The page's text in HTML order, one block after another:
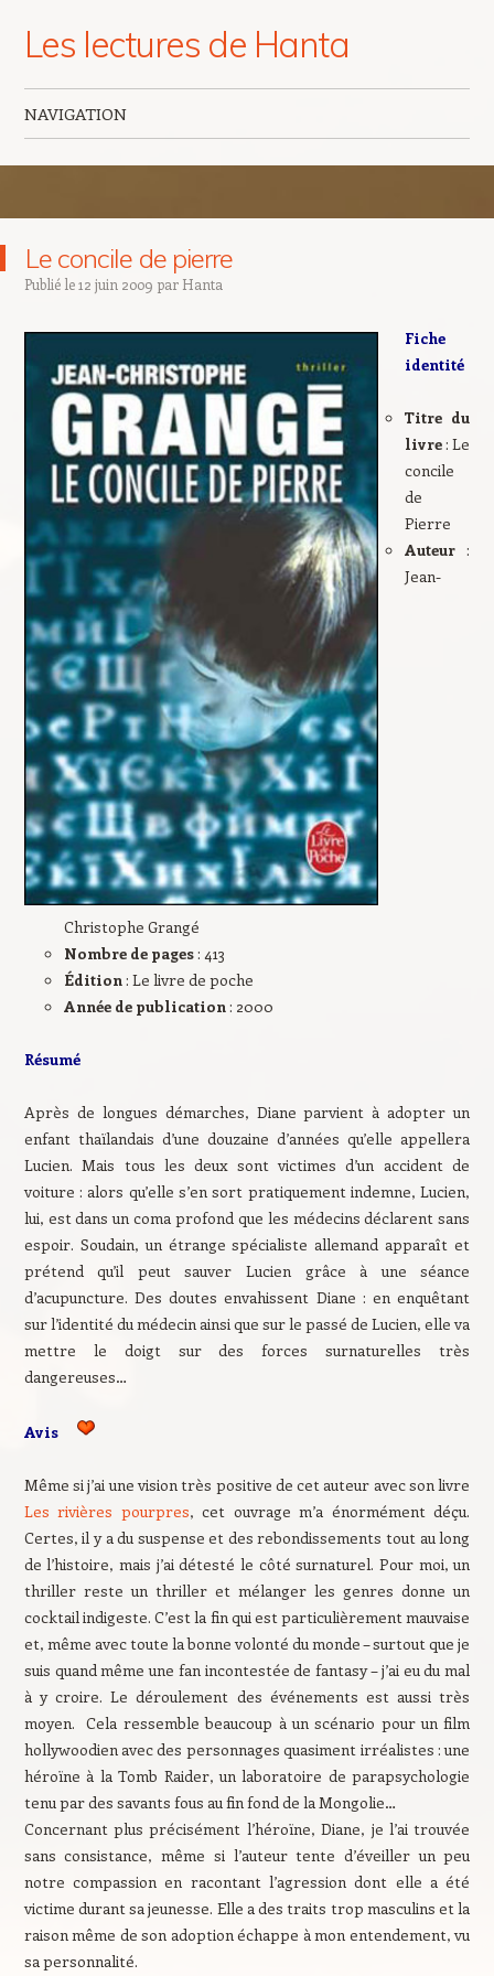
Les lectures de Hanta
NAVIGATION
Le concile de pierre
Publié le12 juin 2009 par Hanta
Fiche
identité
Titre du
livre: Le
concile
de
Pierre
Auteur:
Jean-
Christophe Grangé
Nombre de pages: 413
Édition: Le livre de poche
Année de publication: 2000
Résumé
Après de longues démarches, Diane parvient à adopter un
enfant thaïlandais d’une douzaine d’années qu’elle appellera
Lucien. Mais tous les deux sont victimes d’un accident de
voiture : alors qu’elle s’en sort pratiquement indemne, Lucien,
lui, est dans un coma profond que les médecins déclarent sans
espoir. Soudain, un étrange spécialiste allemand apparaît et
prétend qu’il peut sauver Lucien grâce à une séance
d’acupuncture. Des doutes envahissent Diane : en enquêtant
sur l’identité du médecin ainsi que sur le passé de Lucien, elle va
mettre le doigt sur des forces surnaturelles très
dangereuses…
Avis
Même si j’ai une vision très positive de cet auteur avec son livre
Les rivières pourpres, cet ouvrage m’a énormément déçu.
Certes, il y a du suspense et des rebondissements tout au long
de l’histoire, mais j’ai détesté le côté surnaturel. Pour moi, un
thriller reste un thriller et mélanger les genres donne un
cocktail indigeste. C’est la fin qui est particulièrement mauvaise
et, même avec toute la bonne volonté du monde – surtout que je
suis quand même une fan incontestée de fantasy – j’ai eu du mal
à y croire. Le déroulement des événements est aussi très
moyen. Cela ressemble beaucoup à un scénario pour un film
hollywoodien avec des personnages quasiment irréalistes : une
héroïne à la Tomb Raider, un laboratoire de parapsychologie
tenu par des savants fous au fin fond de la Mongolie…
Concernant plus précisément l’héroïne, Diane, je l’ai trouvée
sans consistance, même si l’auteur tente d’éveiller un peu
notre compassion en racontant l’agression dont elle a été
victime durant sa jeunesse. Elle a des traits trop masculins et la
raison même de son adoption échappe à mon entendement, vu
sa personnalité.